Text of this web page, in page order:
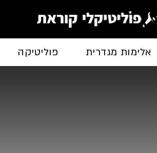
אלימות מגדרית פוליטיקה